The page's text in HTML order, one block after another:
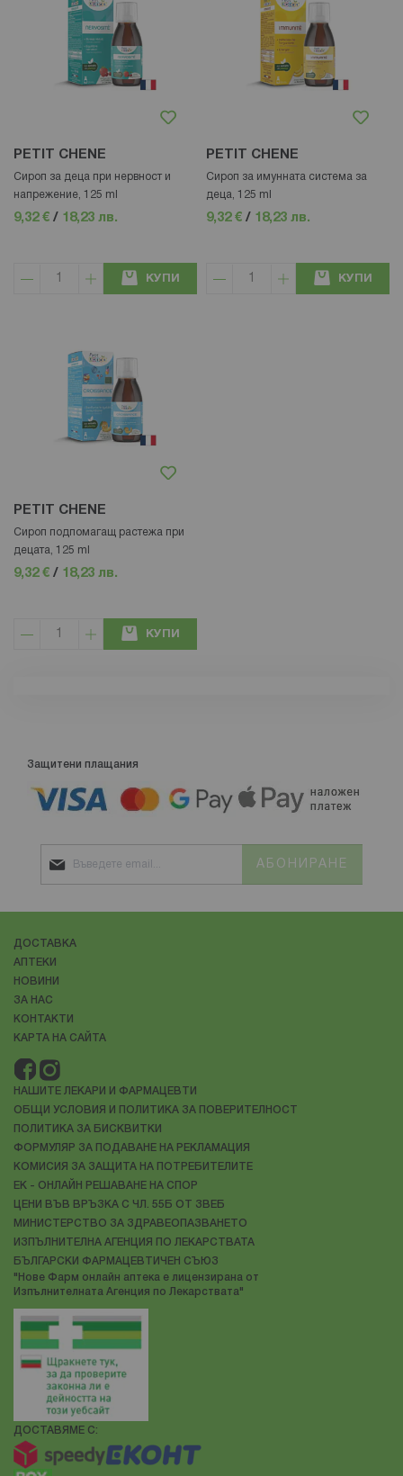
PETIT CHENE
Сироп за деца при нервност и
напрежение, 125 ml
9,32 € / 18,23 лв.
КУПИ
PETIT CHENE
Сироп за имунната система за
деца, 125 ml
9,32 € / 18,23 лв.
КУПИ
PETIT CHENE
Сироп подпомагащ растежа при
децата, 125 ml
9,32 € / 18,23 лв.
КУПИ
Защитени плащания
АБОНИРАНЕ
ДОСТАВКА
АПТЕКИ
НОВИНИ
ЗА НАС
КОНТАКТИ
КАРТА НА САЙТА
НАШИТЕ ЛЕКАРИ И ФАРМАЦЕВТИ
ОБЩИ УСЛОВИЯ И ПОЛИТИКА ЗА ПОВЕРИТЕЛНОСТ
ПОЛИТИКА ЗА БИСКВИТКИ
ФОРМУЛЯР ЗА ПОДАВАНЕ НА РЕКЛАМАЦИЯ
КОМИСИЯ ЗА ЗАЩИТА НА ПОТРЕБИТЕЛИТЕ
ЕК - ОНЛАЙН РЕШАВАНЕ НА СПОР
ЦЕНИ ВЪВ ВРЪЗКА С ЧЛ. 55Б ОТ ЗВЕБ
МИНИСТЕРСТВО ЗА ЗДРАВЕОПАЗВАНЕТО
ИЗПЪЛНИТЕЛНА АГЕНЦИЯ ПО ЛЕКАРСТВАТА
БЪЛГАРСКИ ФАРМАЦЕВТИЧЕН СЪЮЗ
"Нове Фарм онлайн аптека е лицензирана от
Изпълнителната Агенция по Лекарствата"
ДОСТАВЯМЕ С: